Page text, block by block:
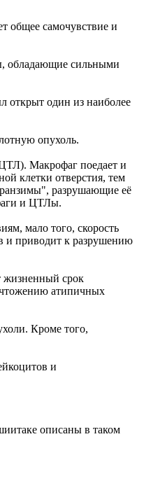
общее самочувствие и
обладающие сильными
открыт один из наиболее
опухоль.
Макрофаг поедает и
клетки отверстия, тем
разрушающие её
и ЦТЛы.
мало того, скорость
и приводит к разрушению
жизненный срок
атипичных
Кроме того,
и
описаны в таком